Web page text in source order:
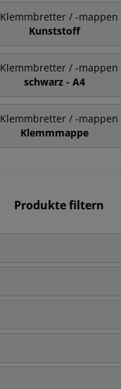
Klemmbretter / -mappen
Kunststoff
Klemmbretter / -mappen
schwarz - A4
Klemmbretter / -mappen
Klemmmappe
Produkte filtern